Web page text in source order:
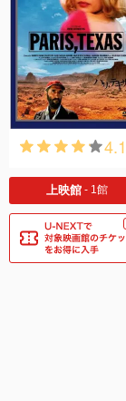
4.1
上映館 - 1館